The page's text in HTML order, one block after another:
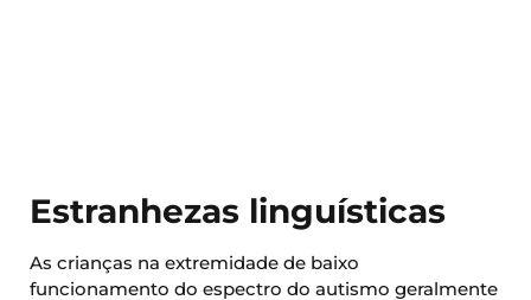
Estranhezas linguísticas
As crianças na extremidade de baixo
funcionamento do espectro do autismo geralmente